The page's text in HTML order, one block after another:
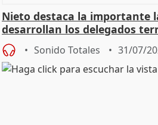
Nieto destaca la importante
desarrollan los delegados
Sonido Totales 31/07/